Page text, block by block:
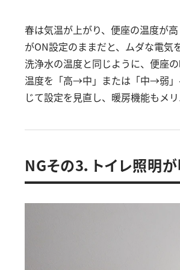
春は気温が上がり、便座の温度が
がON設定のままだと、ムダな電
洗浄水の温度と同じように、便座
温度を「高→中」または「中→弱
じて設定を見直し、暖房機能もメ
NGその3．トイレ照明